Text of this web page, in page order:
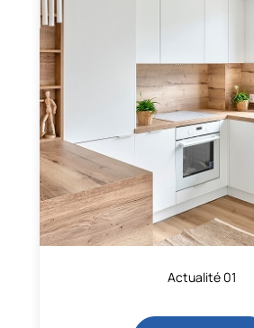
Actualité 01